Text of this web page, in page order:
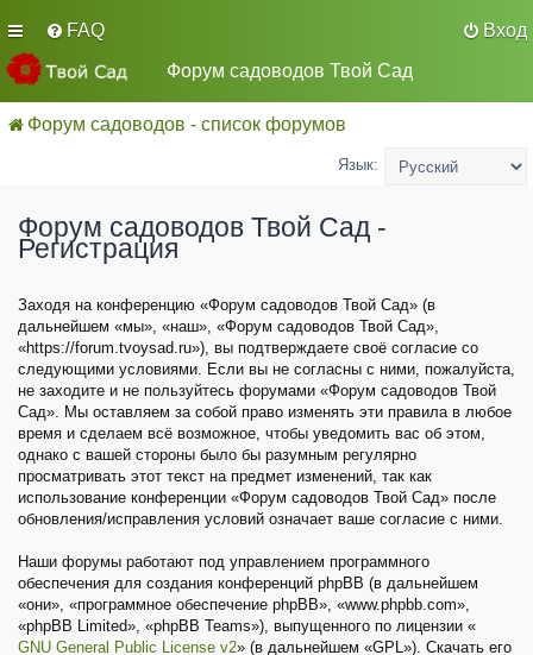
FAQ
Вход
Форум садоводов Твой Сад
Форум садоводов - список форумов
Язык:
Форум садоводов Твой Сад -
Регистрация
Заходя на конференцию «Форум садоводов Твой Сад» (в
дальнейшем «мы», «наш», «Форум садоводов Твой Сад»,
«https://forum.tvoysad.ru»), вы подтверждаете своё согласие со
следующими условиями. Если вы не согласны с ними, пожалуйста,
не заходите и не пользуйтесь форумами «Форум садоводов Твой
Сад». Мы оставляем за собой право изменять эти правила в любое
время и сделаем всё возможное, чтобы уведомить вас об этом,
однако с вашей стороны было бы разумным регулярно
просматривать этот текст на предмет изменений, так как
использование конференции «Форум садоводов Твой Сад» после
обновления/исправления условий означает ваше согласие с ними.
Наши форумы работают под управлением программного
обеспечения для создания конференций phpBB (в дальнейшем
«они», «программное обеспечение phpBB», «www.phpbb.com»,
«phpBB Limited», «phpBB Teams»), выпущенного по лицензии «
GNU General Public License v2» (в дальнейшем «GPL»). Скачать его